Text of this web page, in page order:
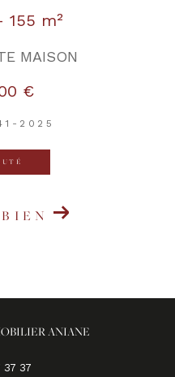
155 m²
MAISON
€
2025
ANIANE
37 37